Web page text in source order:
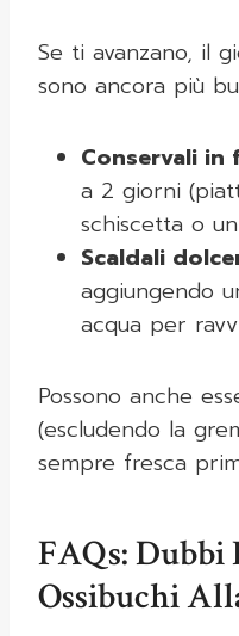
Se ti avanzano, il
sono ancora più
Conservali in
a 2 giorni
schiscetta o
Scaldali
aggiungendo
acqua per
Possono anche
(escludendo la
sempre fresca
FAQs: Dubbi
Ossibuchi